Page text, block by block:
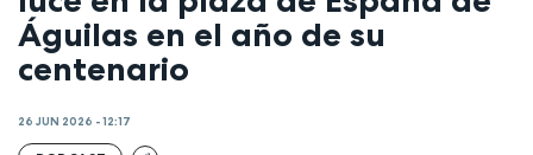
Águilas en el año de su
centenario
26 JUN 2026 - 12:17